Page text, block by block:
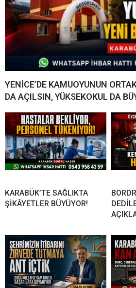
YENİCE’DE KAMUOYUNUN
DA AÇILSIN, YÜKSEKOKUL DA
KARABÜK’TE SAĞLIKTA
ŞİKÂYETLER BÜYÜYOR!